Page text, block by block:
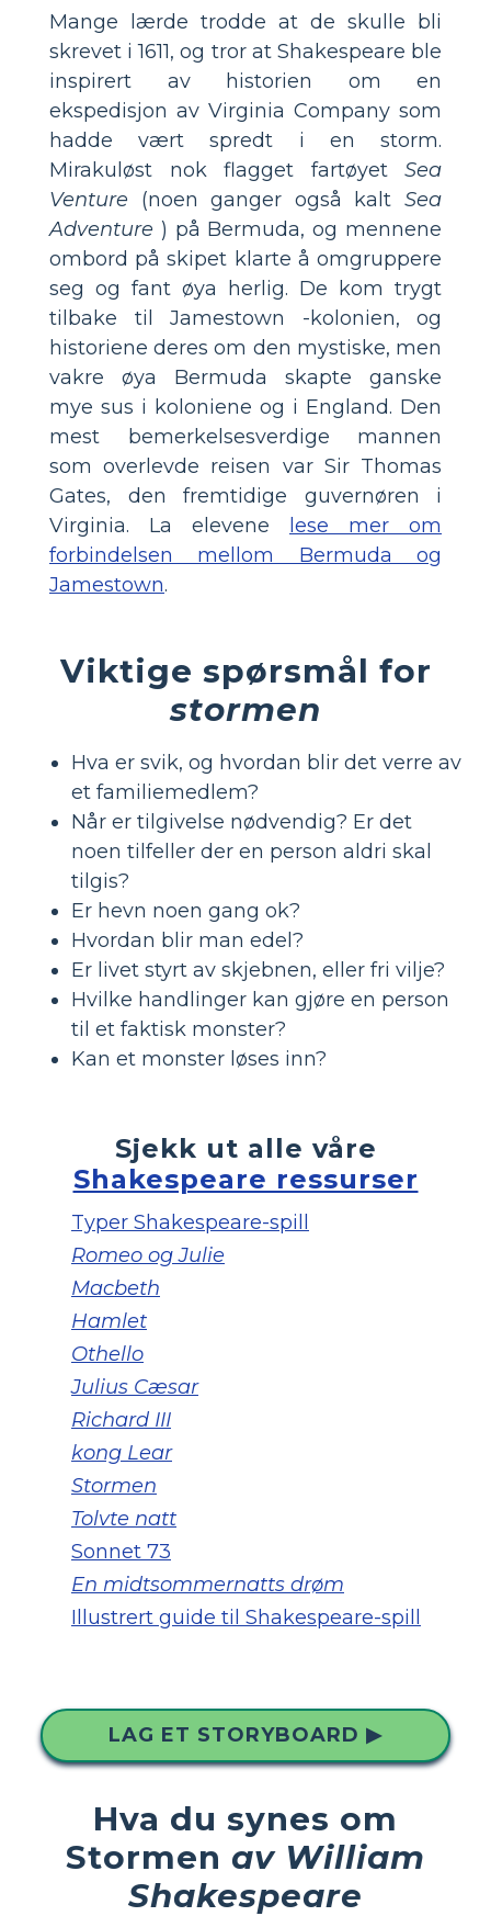
Mange lærde trodde at de skulle bli
skrevet i 1611, og tror at Shakespeare ble
inspirert av historien om en
ekspedisjon av Virginia Company som
hadde vært spredt i en storm.
Mirakuløst nok flagget fartøyet Sea
Venture (noen ganger også kalt Sea
Adventure ) på Bermuda, og mennene
ombord på skipet klarte å omgruppere
seg og fant øya herlig. De kom trygt
tilbake til Jamestown -kolonien, og
historiene deres om den mystiske, men
vakre øya Bermuda skapte ganske
mye sus i koloniene og i England. Den
mest bemerkelsesverdige mannen
som overlevde reisen var Sir Thomas
Gates, den fremtidige guvernøren i
Virginia. La elevene
lese mer om
forbindelsen mellom Bermuda og
Jamestown.
Viktige spørsmål for
stormen
Hva er svik, og hvordan blir det verre av
et familiemedlem?
Når er tilgivelse nødvendig? Er det
noen tilfeller der en person aldri skal
tilgis?
Er hevn noen gang ok?
Hvordan blir man edel?
Er livet styrt av skjebnen, eller fri vilje?
Hvilke handlinger kan gjøre en person
til et faktisk monster?
Kan et monster løses inn?
Sjekk ut alle våre
Shakespeare ressurser
Typer Shakespeare-spill
Romeo og Julie
Macbeth
Hamlet
Othello
Julius Cæsar
Richard III
kong Lear
Stormen
Tolvte natt
Sonnet 73
En midtsommernatts drøm
Illustrert guide til Shakespeare-spill
LAG ET STORYBOARD ▶
Hva du synes om
Stormen av William
Shakespeare